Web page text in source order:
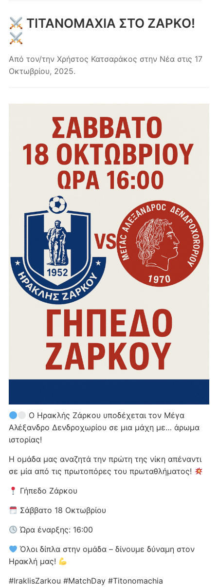
ΤΙΤΑΝΟΜΑΧΙΑ ΣΤΟ ΖΑΡΚΟ!
Από τον/την Χρήστος Κατσαράκος στην Νέαστις 17
Οκτωβρίου, 2025.
Ο Ηρακλής Ζάρκου υποδέχεται τον Μέγα
Αλέξανδρο Δενδροχωρίου σε μια μάχη με… άρωμα
ιστορίας!
Η ομάδα μας αναζητά την πρώτη της νίκη απέναντι
σε μία από τις πρωτοπόρες του πρωταθλήματος!
Γήπεδο Ζάρκου
Σάββατο 18 Οκτωβρίου
Ώρα έναρξης: 16:00
Όλοι δίπλα στην ομάδα – δίνουμε δύναμη στον
Ηρακλή μας!
#IraklisZarkou #MatchDay #Titonomachia